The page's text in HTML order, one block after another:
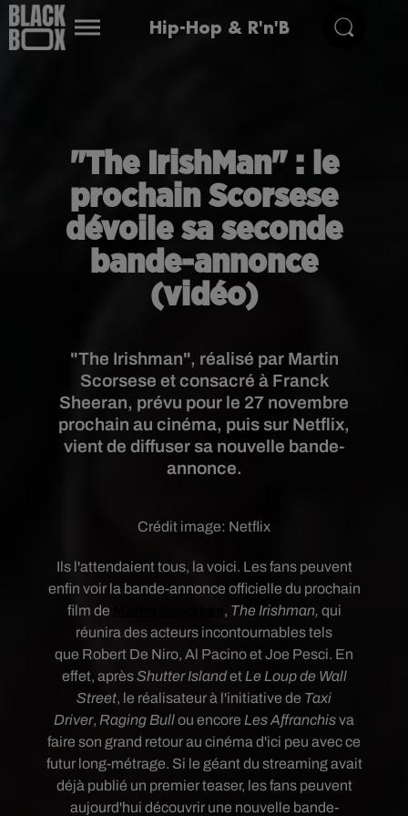
Hip-Hop & R'n'B
"The IrishMan" : le
prochain Scorsese
dévoile sa seconde
bande-annonce
(vidéo)
"The Irishman", réalisé par Martin
Scorsese et consacré à Franck
Sheeran, prévu pour le 27 novembre
prochain au cinéma, puis sur Netflix,
vient de diffuser sa nouvelle bande-
annonce.
Crédit image: Netflix
Ils l'attendaient tous, la voici. Les fans peuvent
enfin voir la bande-annonce officielle du prochain
film de
, The Irishman, qui
réunira des acteurs incontournables tels
que Robert De Niro, Al Pacino et Joe Pesci. En
effet, aprèsShutter Islandet Le Loup de Wall
Street, le réalisateur à l'initiative de Taxi
Driver, Raging Bullou encore Les Affranchisva
faire son grand retour au cinéma d'ici peu avec ce
futur long-métrage. Si le géant du streaming avait
déjà publié un premier teaser, les fans peuvent
aujourd'hui découvrir une nouvelle bande-